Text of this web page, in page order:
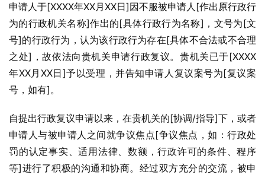
申请人于[XXXX年XX月XX日]因不服被申请人[作出原行政行
为的行政机关名称]作出的[具体行政行为名称]，文号为[文
号]的行政行为，认为该行政行为存在[具体不合法或不合理
之处]，故依法向贵机关申请行政复议。贵机关已于[XXXX
年XX月XX日]予以受理，并告知申请人复议案号为[复议案
号，如有]。
自提出行政复议申请以来，在贵机关的[协调/指导]下，或者
申请人与被申请人之间就争议焦点[争议焦点，如：行政处
罚的认定事实、适用法律、数额，行政许可的条件、程序
等]进行了积极的沟通和协商。经过双方充分的交流，被申